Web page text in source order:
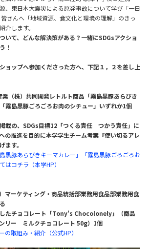
、東日本大震災による原発事故について学び「一日
さんへ「地域資源、食文化と環境の理解」のきっ
介します。
いて、どんな解決策がある？一緒にSDGsアクショ
！
ョップへ参加くださった方へ、下記１，２を差し上
（株）共同開発レトルト商品「霧島黒豚あらびき
霧島黒豚ごろごろお肉のシチュー」いずれか1個
載の、SDGs目標12「つくる責任 つかう責任」に
の推進を目的に本学学生チーム考案『使い切るアレ
ます。
黒豚あらびきキーマカレー」「霧島黒豚ごろごろお
はコチラ（本学HP）
マーケティング・商品統括部業務用食品部業務用食
たチョコレート「Tony's Chocolonely」（商品
リー ミルクチョコレート 50g）1個
の取組み・紹介（公式HP）